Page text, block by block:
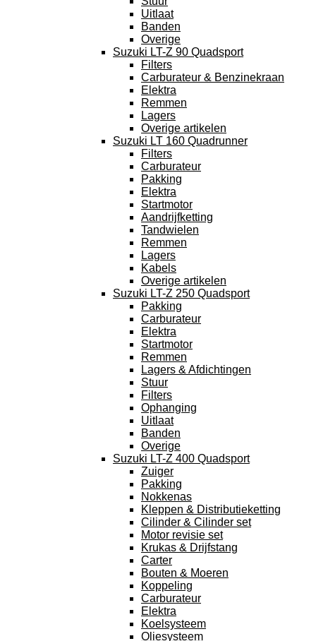
Uitlaat
Banden
Overige
Suzuki LT-Z 90 Quadsport
Filters
Carburateur & Benzinekraan
Elektra
Remmen
Lagers
Overige artikelen
Suzuki LT 160 Quadrunner
Filters
Carburateur
Pakking
Elektra
Startmotor
Aandrijfketting
Tandwielen
Remmen
Lagers
Kabels
Overige artikelen
Suzuki LT-Z 250 Quadsport
Pakking
Carburateur
Elektra
Startmotor
Remmen
Lagers & Afdichtingen
Stuur
Filters
Ophanging
Uitlaat
Banden
Overige
Suzuki LT-Z 400 Quadsport
Zuiger
Pakking
Nokkenas
Kleppen & Distributieketting
Cilinder & Cilinder set
Motor revisie set
Krukas & Drijfstang
Carter
Bouten & Moeren
Koppeling
Carburateur
Elektra
Koelsysteem
Oliesysteem